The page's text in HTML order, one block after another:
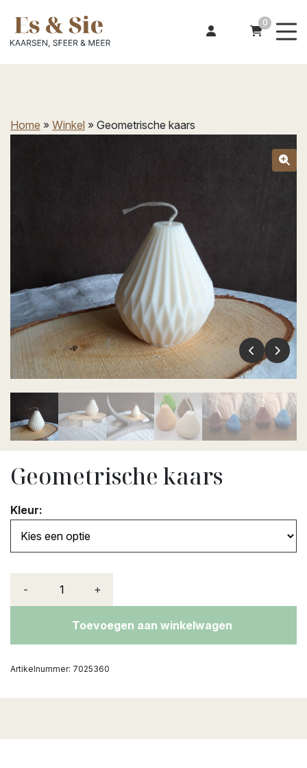
0
Home » Winkel » Geometrische kaars
Geometrische kaars
Kleur:
- +
Toevoegen aan winkelwagen
Artikelnummer: 7025360